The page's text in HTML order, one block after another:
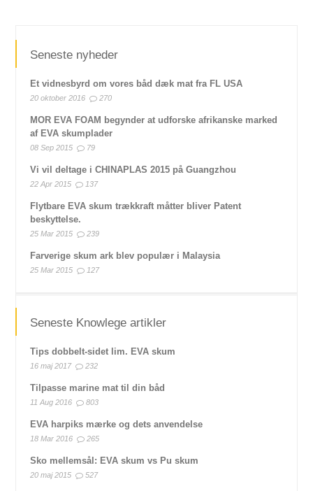
Seneste nyheder
Et vidnesbyrd om vores båd dæk mat fra FL USA
20 oktober 2016 270
MOR EVA FOAM begynder at udforske afrikanske marked
af EVA skumplader
08 Sep 2015 79
Vi vil deltage i CHINAPLAS 2015 på Guangzhou
22 Apr 2015 137
Flytbare EVA skum trækkraft måtter bliver Patent
beskyttelse.
25 Mar 2015 239
Farverige skum ark blev populær i Malaysia
25 Mar 2015 127
Seneste Knowlege artikler
Tips dobbelt-sidet lim. EVA skum
16 maj 2017 232
Tilpasse marine mat til din båd
11 Aug 2016 803
EVA harpiks mærke og dets anvendelse
18 Mar 2016 265
Sko mellemsål: EVA skum vs Pu skum
20 maj 2015 527